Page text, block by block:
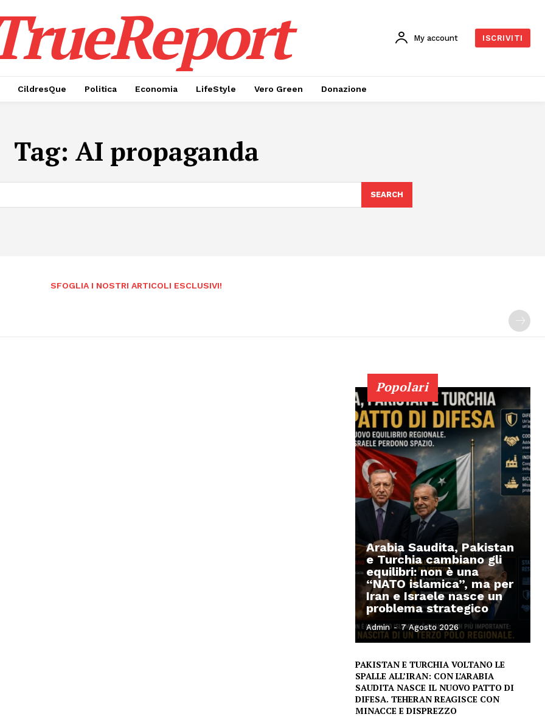
My account ISCRIVITI
CildresQue Politica Economia LifeStyle Vero Green Donazione
Tag: AI propaganda
SEARCH
SFOGLIA I NOSTRI ARTICOLI ESCLUSIVI!
Popolari
Arabia Saudita, Pakistan
e Turchia cambiano gli
equilibri: non è una
“NATO islamica”, ma per
Iran e Israele nasce un
problema strategico
Admin - 7 Agosto 2026
PAKISTAN E TURCHIA VOLTANO LE
SPALLE ALL’IRAN: CON L’ARABIA
SAUDITA NASCE IL NUOVO PATTO DI
DIFESA. TEHERAN REAGISCE CON
MINACCE E DISPREZZO